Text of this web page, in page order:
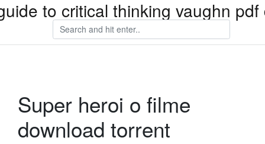
to critical thinking vaughn
Super heroi o filme
download torrent